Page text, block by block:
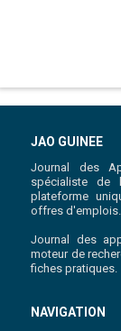
JAO GUINEE
Journal des
spécialiste de
plateforme
offres d'emplois.
Journal des
moteur de
fiches pratiques.
NAVIGATION